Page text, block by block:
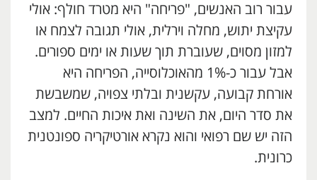
עבור רוב האנשים, "פריחה" היא מטרד חולף: אולי
עקיצת יתוש, מחלה וירלית, אולי תגובה לצמח או
למזון מסוים, שעוברת תוך שעות או ימים ספורים.
אבל עבור כ-1% מהאוכלוסייה, הפריחה היא
אורחת קבועה, עקשנית ובלתי צפויה, שמשבשת
את סדר היום, את השינה ואת איכות החיים. למצב
הזה יש שם רפואי והוא נקרא אורטיקריה ספונטנית
כרונית.